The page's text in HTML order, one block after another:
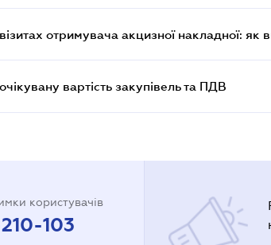
отримувача акцизної накладної: як
вартість закупівель та ПДВ
користувачів
103